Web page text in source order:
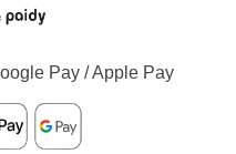
Pay / Apple Pay